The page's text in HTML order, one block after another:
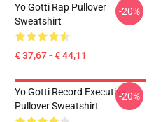
Yo Gotti Rap Pullover
Sweatshirt
€ 37,67 - € 44,11
-20%
Yo Gotti Record Executive
Pullover Sweatshirt
-20%